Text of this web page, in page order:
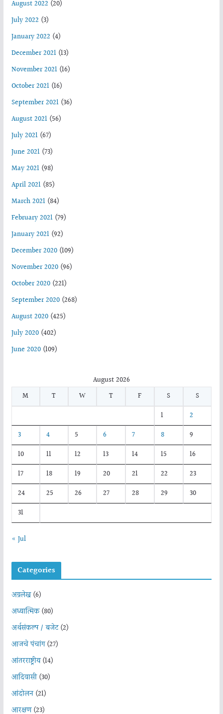
August 2022 (20)
July 2022 (3)
January 2022 (4)
December 2021(13)
November 2021(16)
October 2021(16)
September 2021(36)
August 2021(56)
July 2021(67)
June 2021(73)
May 2021(98)
April 2021(85)
March 2021(84)
February 2021(79)
January 2021(92)
December 2020(109)
November 2020(96)
October 2020(221)
September 2020(268)
August 2020(425)
July 2020(402)
June 2020(109)
August 2026
M
T W T F S
S
1
2
3
4 5 6 7 8
9
10
11 12 13 14 15
16
17
18 19 20 21 22
23
24
25 26 27 28 29
30
31
« Jul
Categories
अग्रलेख(6)
अध्यात्मिक(80)
अर्थसंकल्प / बजेट(2)
आजचे पंचांग(27)
आंतरराष्ट्रीय(14)
आदिवासी(30)
आंदोलन(21)
आरक्षण(23)